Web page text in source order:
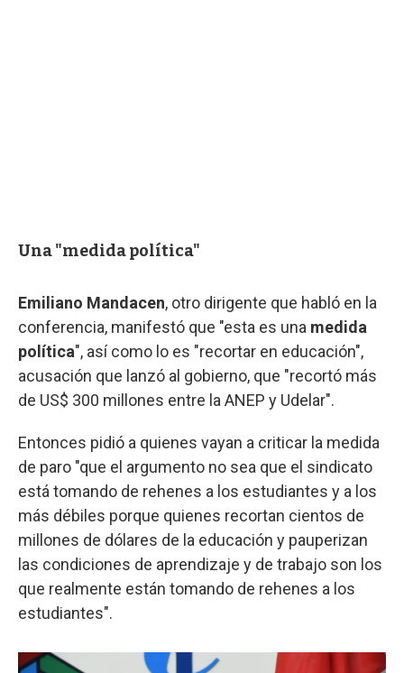
Una "medida política"
Emiliano Mandacen, otro dirigente que habló en la
conferencia, manifestó que "esta es una medida
política", así como lo es "recortar en educación",
acusación que lanzó al gobierno, que "recortó más
de US$ 300 millones entre la ANEP y Udelar".
Entonces pidió a quienes vayan a criticar la medida
de paro "que el argumento no sea que el sindicato
está tomando de rehenes a los estudiantes y a los
más débiles porque quienes recortan cientos de
millones de dólares de la educación y pauperizan
las condiciones de aprendizaje y de trabajo son los
que realmente están tomando de rehenes a los
estudiantes".